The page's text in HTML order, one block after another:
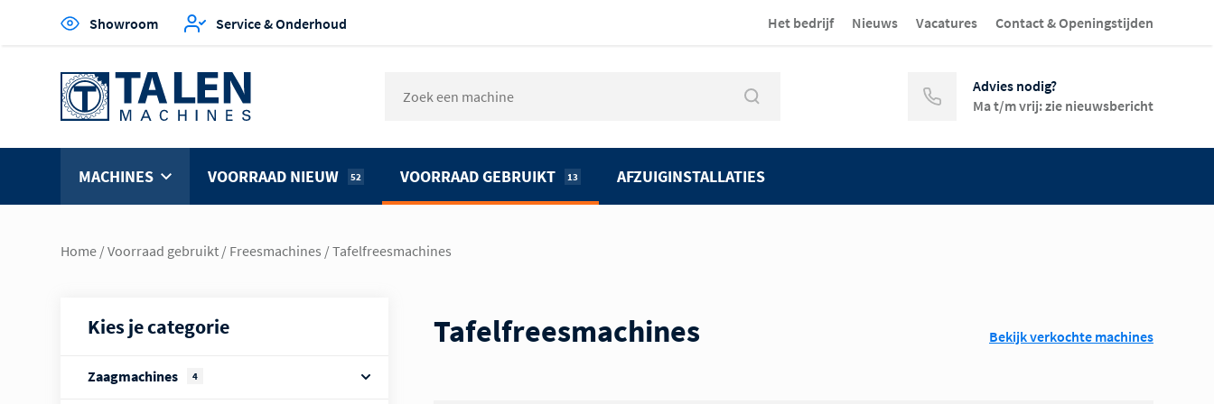
Showroom Service & Onderhoud Het bedrijf Nieuws Vacatures Contact & Openingstijden
Advies nodig?
Ma t/m vrij: zie nieuwsbericht
MACHINES VOORRAAD NIEUW 52 VOORRAAD GEBRUIKT 13 AFZUIGINSTALLATIES
Home /Voorraad gebruikt / Freesmachines /Tafelfreesmachines
Kies je categorie
Zaagmachines 4
Bekijk verkochte machines
Tafelfreesmachines